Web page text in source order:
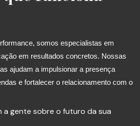
somos especialistas em
em resultados concretos. Nossas
ajudam a impulsionar a presença
e fortalecer o relacionamento com o
a gente sobre o futuro da sua